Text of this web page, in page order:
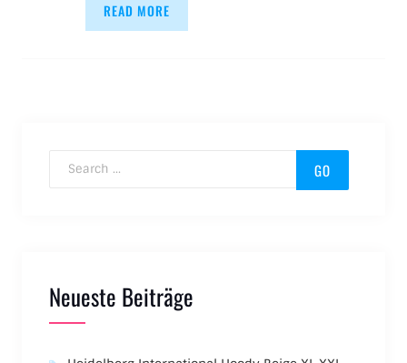
READ MORE
Neueste Beiträge